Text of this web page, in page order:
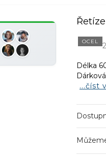
OCEL
Délka
...číst